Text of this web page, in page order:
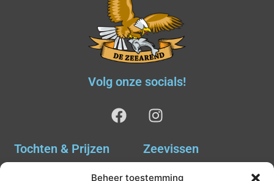
Beheer toestemming
Volg onze socials!
Tochten & Prijzen Zeevissen
Tochten & Prijzen